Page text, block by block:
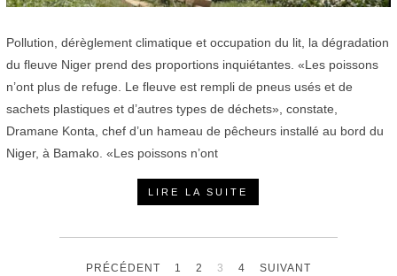
Pollution, dérèglement climatique et occupation du lit, la dégradation
du fleuve Niger prend des proportions inquiétantes. «Les poissons
n’ont plus de refuge. Le fleuve est rempli de pneus usés et de
sachets plastiques et d’autres types de déchets», constate,
Dramane Konta, chef d’un hameau de pêcheurs installé au bord du
Niger, à Bamako. «Les poissons n’ont
LIRE LA SUITE
PRÉCÉDENT 1 2 3 4 SUIVANT